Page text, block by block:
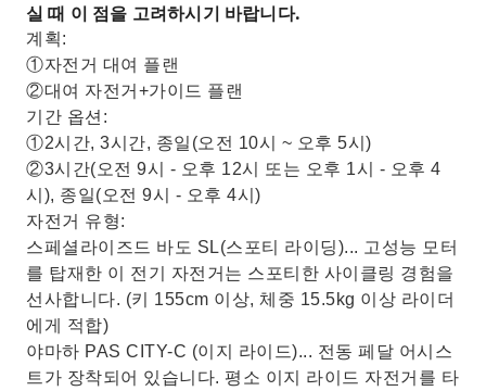
실 때 이 점을 고려하시기 바랍니다.
계획:
①자전거 대여 플랜
②대여 자전거+가이드 플랜
기간 옵션:
①2시간, 3시간, 종일(오전 10시 ~ 오후 5시)
②3시간(오전 9시 - 오후 12시 또는 오후 1시 - 오후 4
시), 종일(오전 9시 - 오후 4시)
자전거 유형:
스페셜라이즈드 바도 SL(스포티 라이딩)... 고성능 모터
를 탑재한 이 전기 자전거는 스포티한 사이클링 경험을
선사합니다. (키 155cm 이상, 체중 15.5kg 이상 라이더
에게 적합)
야마하 PAS CITY-C (이지 라이드)... 전동 페달 어시스
트가 장착되어 있습니다. 평소 이지 라이드 자전거를 타